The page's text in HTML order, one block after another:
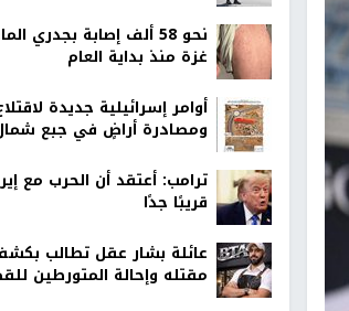
نحو 58 ألف إصابة بجدري
غزة منذ بداية العام
أوامر إسرائيلية جديدة
ومصادرة أراضٍ في جبع
ترامب: أعتقد أن الحرب مع
قريبًا جدًا
عائلة بشار عقل تطالب
مقتله وإحالة المتورطين